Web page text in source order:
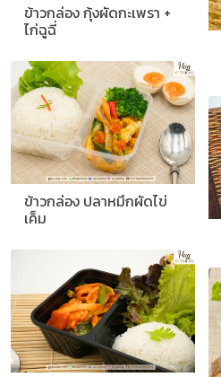
ข้าวกล่อง กุ้งผัดกะเพรา +
ไก่ฉูฉี่
ข้าวกล่อง ปลาหมึกผัดไข่
เค็ม